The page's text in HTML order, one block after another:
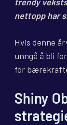
trendy
nettopp har
Hvis denne
unngå å bli
for
Shiny